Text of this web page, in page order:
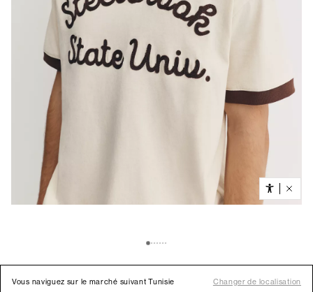
Vous naviguez sur le marché suivant Tunisie
Changer de localisation